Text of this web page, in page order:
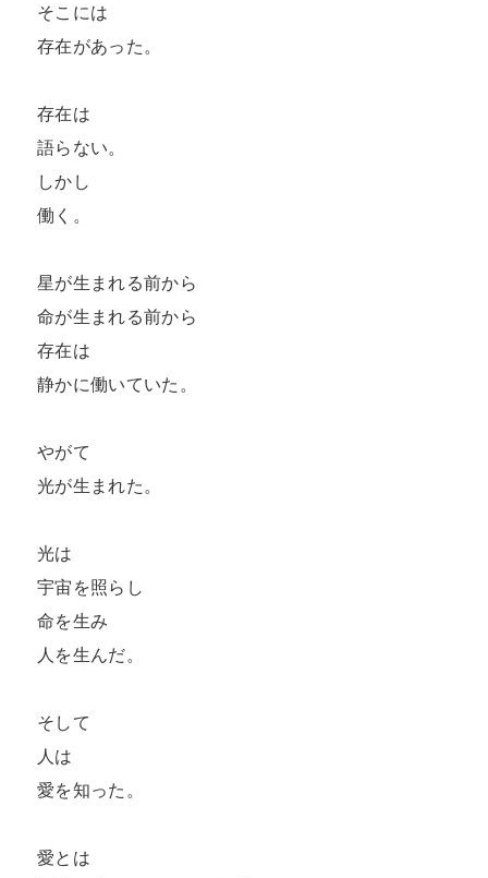
そこには
存在があった。
存在は
語らない。
しかし
働く。
星が生まれる前から
命が生まれる前から
存在は
静かに働いていた。
やがて
光が生まれた。
光は
宇宙を照らし
命を生み
人を生んだ。
そして
人は
愛を知った。
愛とは